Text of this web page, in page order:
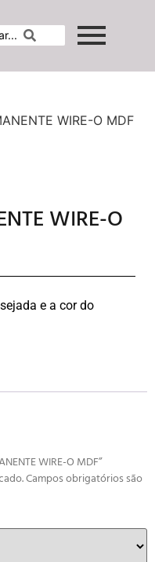
WIRE-O MDF
WIRE-O
e a cor do
WIRE-O MDF”
Campos obrigatórios são